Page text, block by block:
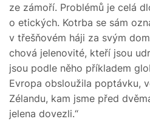
ze zámoří. Problémů je celá
o etických. Kotrba se sám
v třešňovém háji za svým
chová jelenovité, kteří jsou
jsou podle něho příkladem
Evropa obsloužila poptávku,
Zélandu, kam jsme před
jelena dovezli.“